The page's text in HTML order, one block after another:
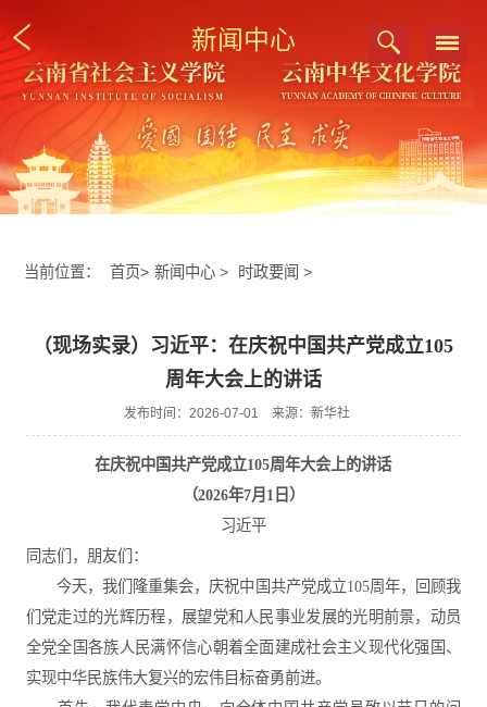
新闻中心
当前位置： 首页> 新闻中心> 时政要闻 >
（现场实录）习近平：在庆祝中国共产党成立105
周年大会上的讲话
发布时间：2026-07-01 来源：新华社
在庆祝中国共产党成立105周年大会上的讲话
（2026年7月1日）
习近平
同志们，朋友们：
今天，我们隆重集会，庆祝中国共产党成立105周年，回顾我
们党走过的光辉历程，展望党和人民事业发展的光明前景，动员
全党全国各族人民满怀信心朝着全面建成社会主义现代化强国、
实现中华民族伟大复兴的宏伟目标奋勇前进。